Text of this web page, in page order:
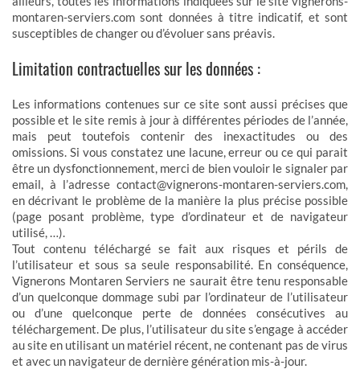
montaren-serviers.com sont données à titre indicatif, et sont
susceptibles de changer ou d’évoluer sans préavis.
Limitation contractuelles sur les données :
Les informations contenues sur ce site sont aussi précises que
possible et le site remis à jour à différentes périodes de l’année,
mais peut toutefois contenir des inexactitudes ou des
omissions. Si vous constatez une lacune, erreur ou ce qui parait
être un dysfonctionnement, merci de bien vouloir le signaler par
email, à l’adresse contact@vignerons-montaren-serviers.com,
en décrivant le problème de la manière la plus précise possible
(page posant problème, type d’ordinateur et de navigateur
utilisé, …).
Tout contenu téléchargé se fait aux risques et périls de
l’utilisateur et sous sa seule responsabilité. En conséquence,
Vignerons Montaren Serviers ne saurait être tenu responsable
d’un quelconque dommage subi par l’ordinateur de l’utilisateur
ou d’une quelconque perte de données consécutives au
téléchargement. De plus, l’utilisateur du site s’engage à accéder
au site en utilisant un matériel récent, ne contenant pas de virus
et avec un navigateur de dernière génération mis-à-jour.